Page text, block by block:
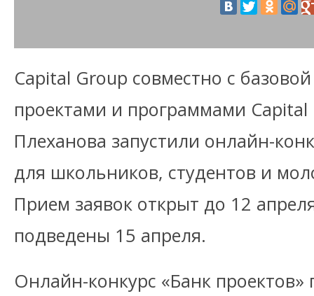
Capital Group совместно с
проектами и программами
Плеханова запустили онлайн-
для школьников, студентов и
Прием заявок открыт до 12
подведены 15 апреля.
Онлайн-конкурс «Банк